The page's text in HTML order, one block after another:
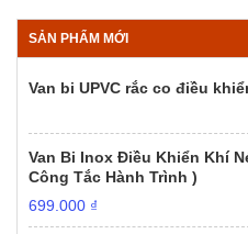
SẢN PHẨM MỚI
Van bi UPVC rắc co điều
Van Bi Inox Điều Khiển Khí
Công Tắc Hành Trình )
699.000 ₫